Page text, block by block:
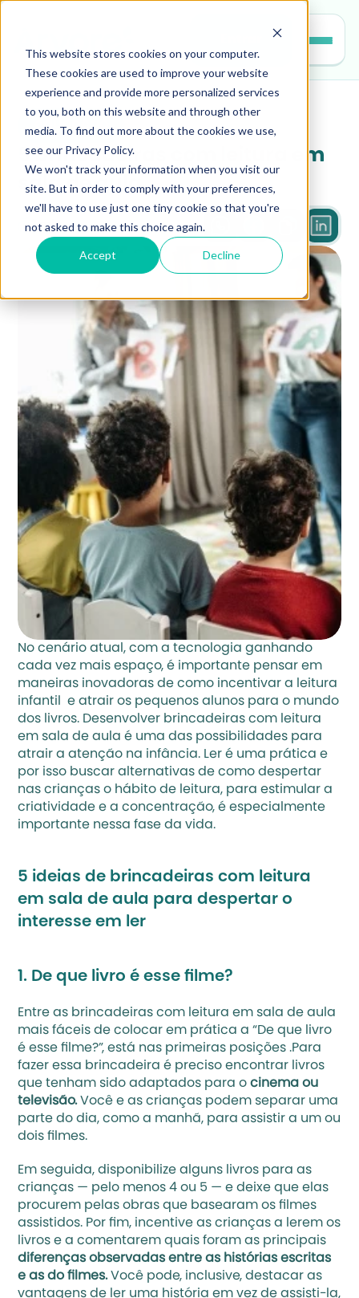
This website stores cookies on your computer.
These cookies are used to improve your website
experience and provide more personalized services
to you, both on this website and through other
media. To find out more about the cookies we use,
see our Privacy Policy.
We won't track your information when you visit our
site. But in order to comply with your preferences,
we'll have to use just one tiny cookie so that you're
not asked to make this choice again.
Accept Decline
educacao
5 brincadeiras com leitura em
sala de aula
3 min
No cenário atual, com a tecnologia ganhando
cada vez mais espaço, é importante pensar em
maneiras inovadoras de como incentivar a leitura
infantil
e atrair os pequenos alunos para o mundo
dos livros. Desenvolver brincadeiras com leitura
em sala de aula é uma das possibilidades para
atrair a atenção na infância. Ler é uma prática e
por isso buscar alternativas de como despertar
nas crianças o hábito de leitura, para estimular a
criatividade e a concentração, é especialmente
importante nessa fase da vida.
5 ideias de brincadeiras com leitura
em sala de aula para despertar o
interesse em ler
1. De que livro é esse filme?
Entre as brincadeiras com leitura em sala de aula
mais fáceis de colocar em prática a “De que livro
é esse filme?”, está nas primeiras posições .Para
fazer essa brincadeira é preciso encontrar livros
que tenham sido adaptados para o cinema ou
televisão. Você e as crianças podem separar uma
parte do dia, como a manhã, para assistir a um ou
dois filmes.
Em seguida, disponibilize alguns livros para as
crianças — pelo menos 4 ou 5 — e deixe que elas
procurem pelas obras que basearam os filmes
assistidos. Por fim, incentive as crianças a lerem os
diferenças observadas entre as histórias escritas
e as do filmes. Você pode, inclusive, destacar as
vantagens de ler uma história em vez de assisti-la,